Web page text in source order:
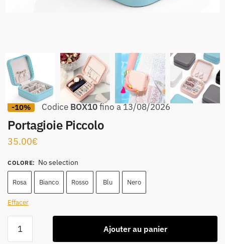
-10% Codice BOX10fino a 13/08/2026
Portagioie Piccolo
35.00€
COLORE: No selection
Rosa Bianco Rosso Blu Nero
Effacer
Ajouter au panier